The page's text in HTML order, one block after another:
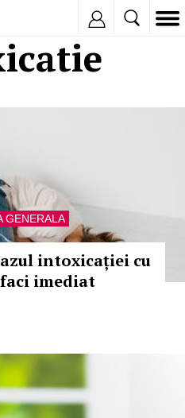
GENERALA
intoxicației cu
faci imediat